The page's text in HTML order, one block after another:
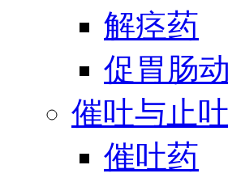
解痉药
促胃肠
催吐与止
催吐药